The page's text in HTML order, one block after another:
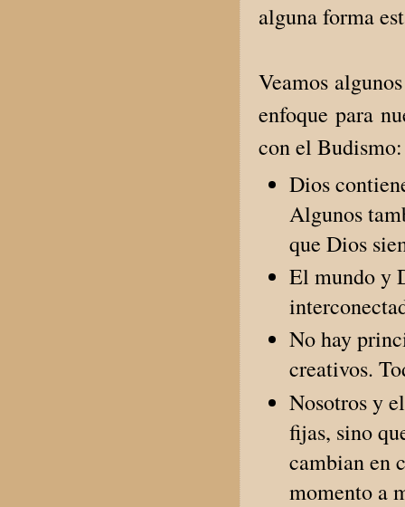
alguna forma
Veamos
enfoque para
con el Budismo:
Dios
Algunos
que Dios
El mundo y
No hay
creativos.
Nosotros y
fijas, sino
cambian en
momento a